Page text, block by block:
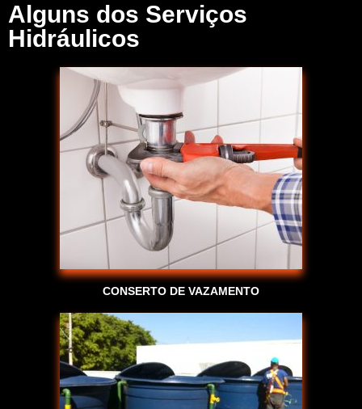
Alguns dos Serviços
Hidráulicos
CONSERTO DE VAZAMENTO